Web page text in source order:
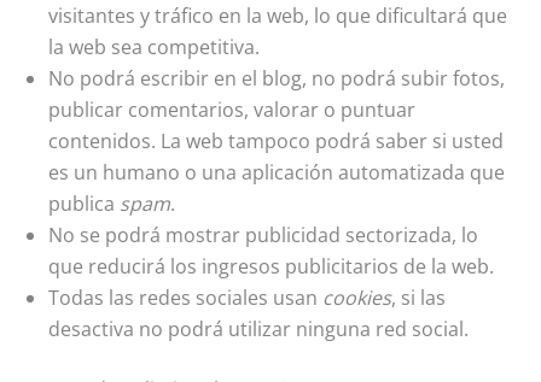
visitantes y tráfico en la web, lo que dificultará que
la web sea competitiva.
No podrá escribir en el blog, no podrá subir fotos,
publicar comentarios, valorar o puntuar
contenidos. La web tampoco podrá saber si usted
es un humano o una aplicación automatizada que
publica spam.
No se podrá mostrar publicidad sectorizada, lo
que reducirá los ingresos publicitarios de la web.
Todas las redes sociales usan cookies, si las
desactiva no podrá utilizar ninguna red social.